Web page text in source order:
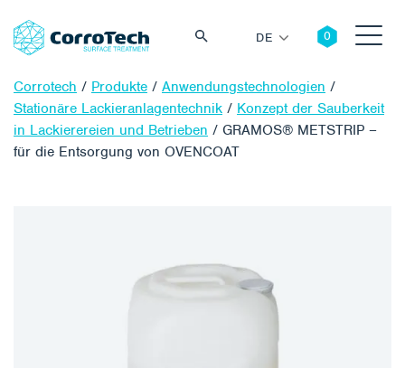
DE
Corrotech / Produkte / Anwendungstechnologien /
Stationäre Lackieranlagentechnik / Konzept der Sauberkeit
in Lackierereien und Betrieben / GRAMOS® METSTRIP –
für die Entsorgung von OVENCOAT